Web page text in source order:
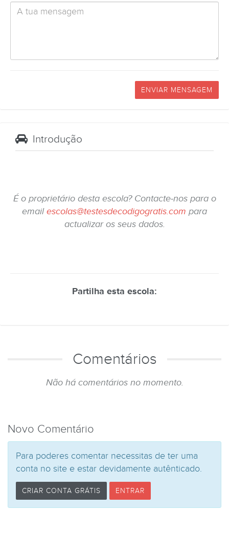
ENVIAR MENSAGEM
Introdução
É o proprietário desta escola? Contacte-nos para o
emailescolas@testesdecodigogratis.com para
actualizar os seus dados.
Partilha esta escola:
Comentários
Não há comentários no momento.
Novo Comentário
Para poderes comentar necessitas de ter uma
conta no site e estar devidamente autênticado.
CRIAR CONTA GRÁTIS ENTRAR